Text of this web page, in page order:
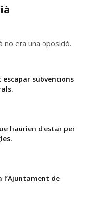
no era una oposició.
subvencions
haurien d’estar per
de